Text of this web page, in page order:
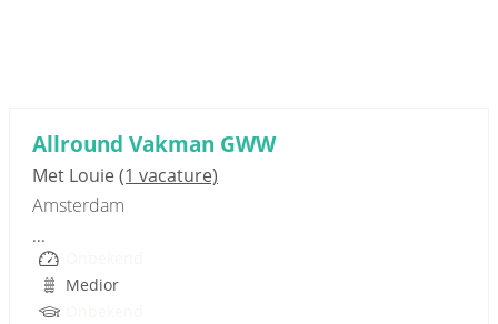
Allround Vakman GWW
Met Louie(1 vacature)
Amsterdam
...
Medior